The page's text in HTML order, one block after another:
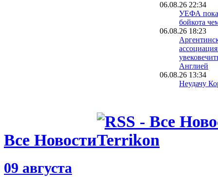
06.08.26 22:34
УЕФА пока
бойкота
06.08.26 18:23
Англией
06.08.26 13:34
Неудачу
06.08.26 09:39
Испания
Все Новости
09 августа